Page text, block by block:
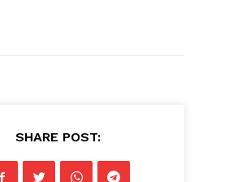
SHARE POST: